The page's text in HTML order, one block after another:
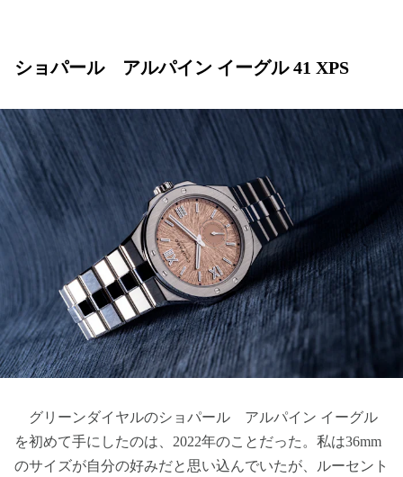
ショパール アルパイン イーグル 41 XPS
グリーンダイヤルのショパール アルパイン イーグル
を初めて手にしたのは、2022年のことだった。私は36mm
のサイズが自分の好みだと思い込んでいたが、ルーセント